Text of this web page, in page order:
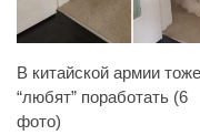
В китайской армии тоже
“любят” поработать (6
фото)